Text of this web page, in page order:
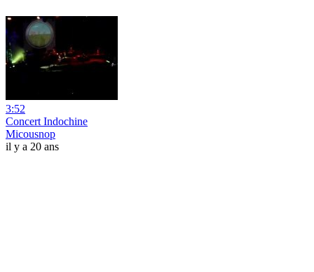
3:52
Concert Indochine
Micousnop
il y a 20 ans